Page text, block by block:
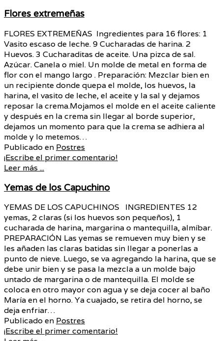
Flores extremeñas
FLORES EXTREMEÑAS Ingredientes para 16 flores: 1
Vasito escaso de leche. 9 Cucharadas de harina. 2
Huevos. 3 Cucharaditas de aceite. Una pizca de sal.
Azúcar. Canela o miel. Un molde de metal en forma de
flor con el mango largo . Preparación: Mezclar bien en
un recipiente donde quepa el molde, los huevos, la
harina, el vasito de leche, el aceite y la sal y dejamos
reposar la crema.Mojamos el molde en el aceite caliente
y después en la crema sin llegar al borde superior,
dejamos un momento para que la crema se adhiera al
molde y lo metemos…
Publicado en Postres
¡Escribe el primer comentario!
Leer más ...
Yemas de los Capuchino
YEMAS DE LOS CAPUCHINOS INGREDIENTES 12
yemas, 2 claras (si los huevos son pequeños), 1
cucharada de harina, margarina o mantequilla, almíbar.
PREPARACIÓN Las yemas se remueven muy bien y se
les añaden las claras batidas sin llegar a ponerlas a
punto de nieve. Luego, se va agregando la harina, que se
debe unir bien y se pasa la mezcla a un molde bajo
untado de margarina o de mantequilla. El molde se
coloca en otro mayor con agua y se deja cocer al baño
María en el horno. Ya cuajado, se retira del horno, se
deja enfriar…
Publicado en Postres
¡Escribe el primer comentario!